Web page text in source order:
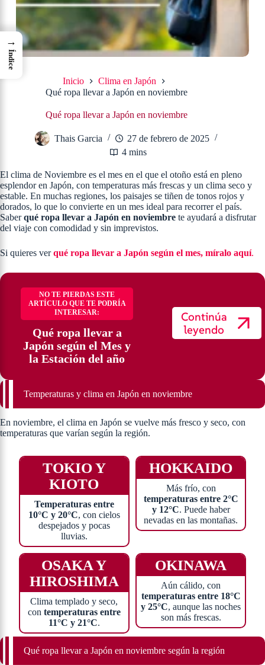
Inicio
Clima en Japón
Qué ropa llevar a Japón en noviembre
Qué ropa llevar a Japón en noviembre
Thais Garcia
27 de febrero de 2025
4 mins
El clima de Noviembre es el mes en el que el otoño está en pleno
esplendor en Japón, con temperaturas más frescas y un clima seco y
estable. En muchas regiones, los paisajes se tiñen de tonos rojos y
dorados, lo que lo convierte en un mes ideal para recorrer el país.
Saberqué ropa llevar a Japón en noviembre te ayudará a disfrutar
del viaje con comodidad y sin imprevistos.
Si quieres verqué ropa llevar a Japón según el mes, míralo aquí.
NO TE PIERDAS ESTE
ARTÍCULO QUE TE PODRÍA
INTERESAR:
Qué ropa llevar a
Japón según el Mes y
la Estación del año
Continúa
leyendo
Temperaturas y clima en Japón en noviembre
En noviembre, el clima en Japón se vuelve más fresco y seco, con
temperaturas que varían según la región.
TOKIO Y
KIOTO
Temperaturas entre
10°C y 20°C, con cielos
despejados y pocas
lluvias.
HOKKAIDO
Más frío, con
temperaturas entre 2°C
y 12°C. Puede haber
nevadas en las montañas.
OSAKA Y
HIROSHIMA
Clima templado y seco,
con temperaturas entre
11°C y 21°C.
OKINAWA
Aún cálido, con
temperaturas entre 18°C
y 25°C, aunque las noches
son más frescas.
Qué ropa llevar a Japón en noviembre según la región
→
Índice